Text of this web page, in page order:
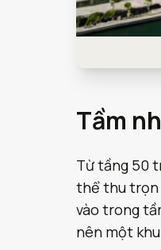
Tầm
Từ tầng 50
thể thu trọn
vào trong
nên một